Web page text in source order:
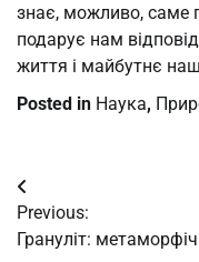
знає, можливо, саме
подарує нам
життя і майбутнє
Posted in Наука,
Post
navigation
Previous:
Грануліт: